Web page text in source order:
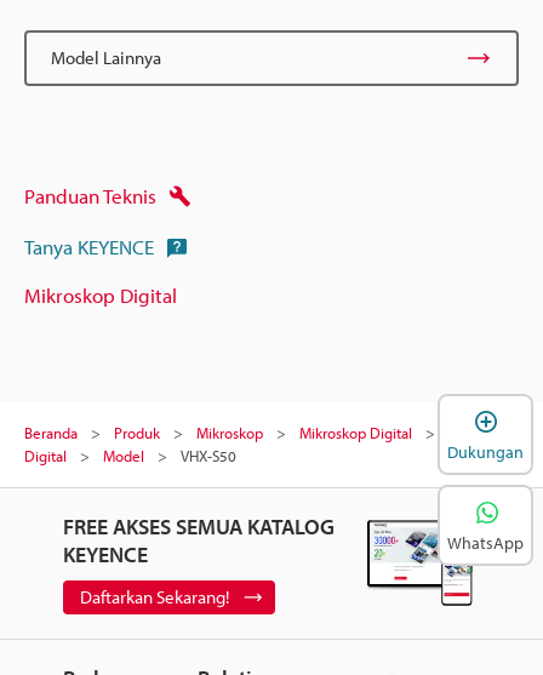
Model Lainnya
Panduan Teknis
Tanya KEYENCE
Mikroskop Digital
Beranda Produk Mikroskop Mikroskop Digital
Mikroskop
Digital
Model VHX-S50
FREE AKSES SEMUA KATALOG
KEYENCE
Daftarkan Sekarang!
Dukungan
WhatsApp